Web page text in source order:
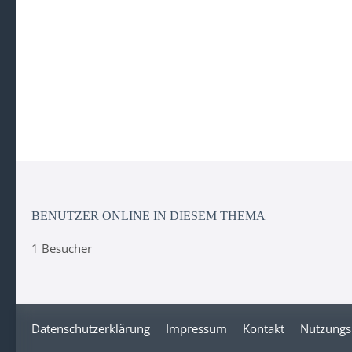
BENUTZER ONLINE IN DIESEM THEMA
1 Besucher
Datenschutzerklärung Impressum Kontakt